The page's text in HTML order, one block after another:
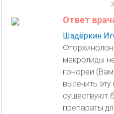
Ответ
Шадёркин
макролиды
гонореи
вылечить
существуют
препараты